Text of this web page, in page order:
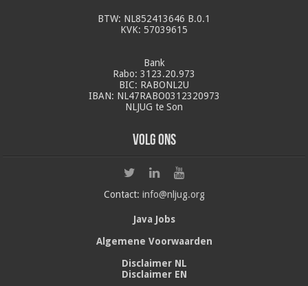
BTW: NL852413646 B.0.1
KVK: 57039615
Bank
Rabo: 3123.20.973
BIC: RABONL2U
IBAN: NL47RABO0312320973
NLJUG te Son
Volg ons
Contact: info@nljug.org
Java Jobs
Algemene Voorwaarden
Disclaimer NL
Disclaimer EN